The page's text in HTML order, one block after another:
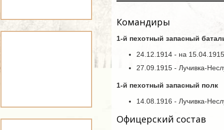
Командиры
1-й пехотный запасный
24.12.1914 - на
27.09.1915 - Лучивка-
1-й пехотный запасный полк
14.08.1916 - Лучивка-
Офицерский состав